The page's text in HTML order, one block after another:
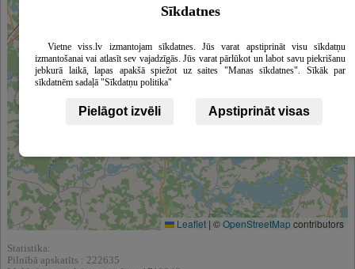
Leaflet | ©OpenStreetMapcontributors
Statistika:
Pilnībā apskatīts : 222635
Sīkdatnes
Vietne viss.lv izmantojam sīkdatnes. Jūs varat apstiprināt visu sīkdatņu
izmantošanai vai atlasīt sev vajadzīgās. Jūs varat pārlūkot un labot savu piekrišanu
jebkurā laikā, lapas apakšā spiežot uz saites "Manas sīkdatnes". Sīkāk par
sīkdatnēm sadaļā "Sīkdatņu politika"
Pielāgot izvēli Apstiprināt visas